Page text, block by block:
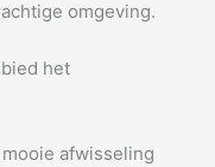
omgeving.
het
afwisseling